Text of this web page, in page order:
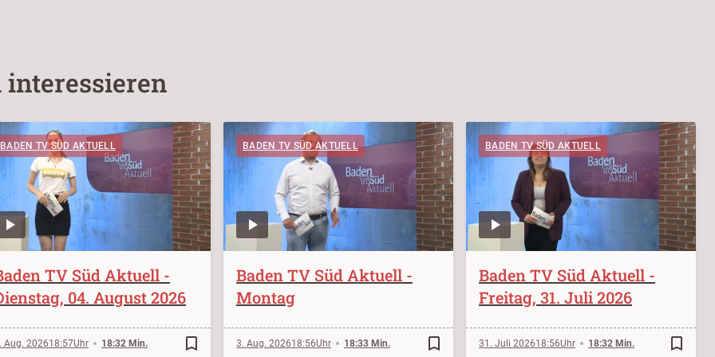
interessieren
BADEN TV SÜD AKTUELL
TV Süd Aktuell -
04. August 2026
Aug. 202618:57 18:32 Min. bookmark_border
BADEN TV SÜD AKTUELL
Baden TV Süd Aktuell -
Montag
3. Aug. 202618:56 18:33 Min. bookmark_border
BADEN TV SÜD AKTUELL
Baden TV Süd Aktuell -
Freitag, 31. Juli 2026
31. Juli 202618:56 18:32 Min. bookmark_border